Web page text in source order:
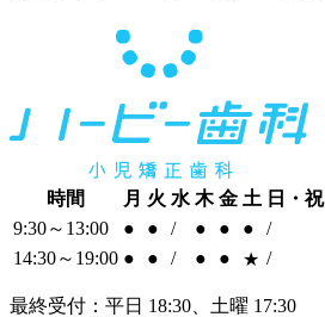
時間 月 火 水 木 金 土 日・祝
9:30～13:00
● ● / ● ● ●
/
14:30～19:00 ● ● / ● ● ★ /
最終受付：平日 18:30、土曜 17:30